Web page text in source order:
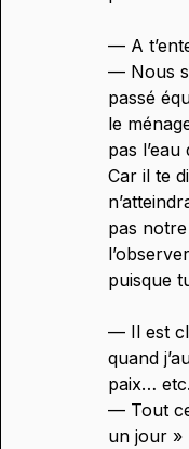
— A
— Nous
passé
le
pas
Car il te
pas
puisque
— Il est
quand
paix…
— Tout
un jour »